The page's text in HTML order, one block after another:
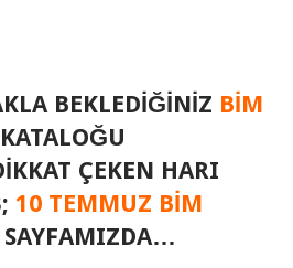
BEKLEDIĞINIZ BIM
ÇEKEN HARI
10 TEMMUZ BIM
SAYFAMIZDA…